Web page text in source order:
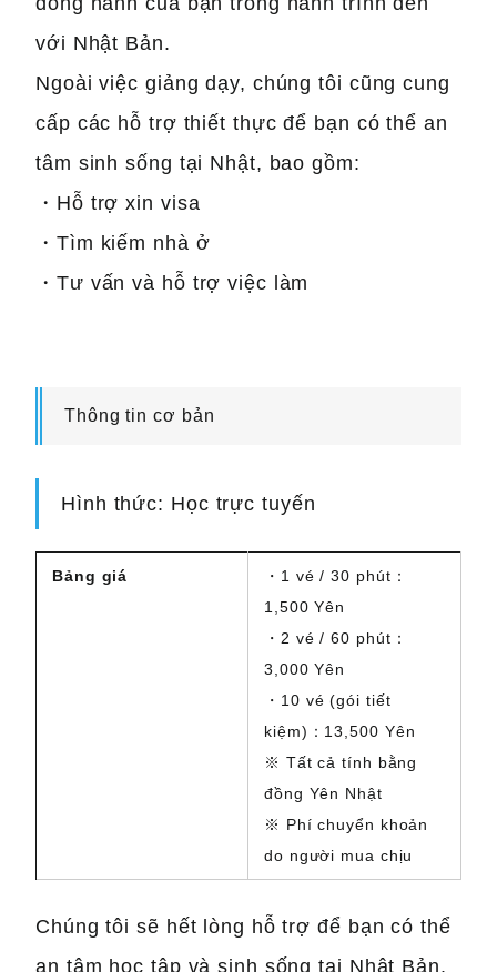
với Nhật Bản.
Ngoài việc giảng dạy, chúng tôi cũng cung
cấp các hỗ trợ thiết thực để bạn có thể an
tâm sinh sống tại Nhật, bao gồm:
・Hỗ trợ xin visa
・Tìm kiếm nhà ở
・Tư vấn và hỗ trợ việc làm
Thông tin cơ bản
Hình thức: Học trực tuyến
Bảng giá
・1 vé / 30 phút：
1,500 Yên
・2 vé / 60 phút：
3,000 Yên
・10 vé (gói tiết
kiệm)：13,500 Yên
※ Tất cả tính bằng
đồng Yên Nhật
※ Phí chuyển khoản
do người mua chịu
Chúng tôi sẽ hết lòng hỗ trợ để bạn có thể
an tâm học tập và sinh sống tại Nhật Bản.